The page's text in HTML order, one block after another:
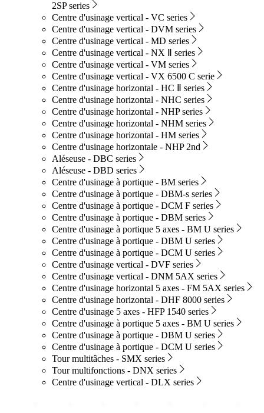
2SP series
Centre d'usinage vertical - VC series
Centre d'usinage vertical - DVM series
Centre d'usinage vertical - MD series
Centre d'usinage vertical - NX Ⅱ series
Centre d'usinage vertical - VM series
Centre d'usinage vertical - VX 6500 C serie
Centre d'usinage horizontal - HC Ⅱ series
Centre d'usinage horizontal - NHC series
Centre d'usinage horizontal - NHP series
Centre d'usinage horizontal - NHM series
Centre d'usinage horizontal - HM series
Centre d'usinage horizontale - NHP 2nd
Aléseuse - DBC series
Aléseuse - DBD series
Centre d'usinage à portique - BM series
Centre d'usinage à portique - DBM-s series
Centre d'usinage à portique - DCM F series
Centre d'usinage à portique - DBM series
Centre d'usinage à portique 5 axes - BM U series
Centre d'usinage à portique - DBM U series
Centre d'usinage à portique - DCM U series
Centre d'usinage vertical - DVF series
Centre d'usinage vertical - DNM 5AX series
Centre d'usinage horizontal 5 axes - FM 5AX series
Centre d'usinage horizontal - DHF 8000 series
Centre d'usinage 5 axes - HFP 1540 series
Centre d'usinage à portique 5 axes - BM U series
Centre d'usinage à portique - DBM U series
Centre d'usinage à portique - DCM U series
Tour multitâches - SMX series
Tour multifonctions - DNX series
Centre d'usinage vertical - DLX series